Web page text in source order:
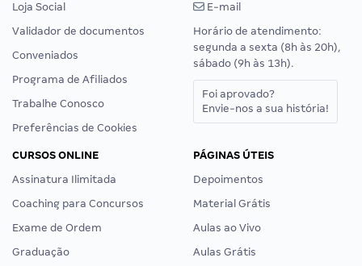
Loja Social
Validador de documentos
Conveniados
Programa de Afiliados
Trabalhe Conosco
Preferências de Cookies
E-mail
Horário de atendimento:
segunda a sexta (8h às 20h),
sábado (9h às 13h).
Foi aprovado?
Envie-nos a sua história!
CURSOS ONLINE
Assinatura Ilimitada
Coaching para Concursos
Exame de Ordem
Graduação
PÁGINAS ÚTEIS
Depoimentos
Material Grátis
Aulas ao Vivo
Aulas Grátis